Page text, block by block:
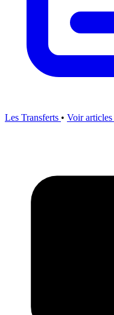
Les Transferts • Voir